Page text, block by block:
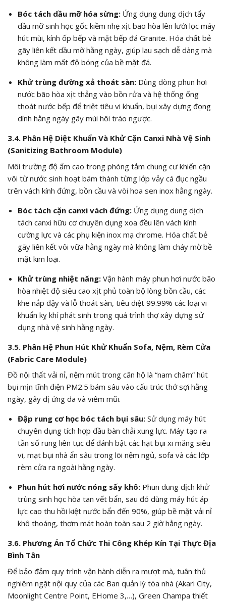
Bóc tách dầu mỡ hóa sừng:Ứng dụng dung dịch tẩy
dầu mỡ sinh học gốc kiềm nhẹ xịt bão hòa lên lưới lọc máy
hút mùi, kính ốp bếp và mặt bếp đá Granite. Hóa chất bẻ
gãy liên kết dầu mỡ hằng ngày, giúp lau sạch dễ dàng mà
không làm mất độ bóng của bề mặt đá.
Khử trùng đường xả thoát sàn:Dùng dòng phun hơi
nước bão hòa xịt thẳng vào bồn rửa và hệ thống ống
thoát nước bếp để triệt tiêu vi khuẩn, bụi xây dựng đọng
dính hằng ngày gây mùi hôi trào ngược.
3.4. Phân Hệ Diệt Khuẩn Và Khử Cặn Canxi Nhà Vệ Sinh
(Sanitizing Bathroom Module)
Môi trường độ ẩm cao trong phòng tắm chung cư khiến cặn
vôi từ nước sinh hoạt bám thành từng lớp vảy cá đục ngầu
trên vách kính đứng, bồn cầu và vòi hoa sen inox hằng ngày.
Bóc tách cặn canxi vách đứng:Ứng dụng dung dịch
tách canxi hữu cơ chuyên dụng xoa đều lên vách kính
cường lực và các phụ kiện inox mạ chrome. Hóa chất bẻ
gãy liên kết vôi vữa hằng ngày mà không làm cháy mờ bề
mặt kim loại.
Khử trùng nhiệt năng:Vận hành máy phun hơi nước bão
hòa nhiệt độ siêu cao xịt phủ toàn bộ lòng bồn cầu, các
khe nắp đậy và lỗ thoát sàn, tiêu diệt 99.99% các loại vi
khuẩn kỵ khí phát sinh trong quá trình thợ xây dựng sử
dụng nhà vệ sinh hằng ngày.
3.5. Phân Hệ Phun Hút Khử Khuẩn Sofa, Nệm, Rèm Cửa
(Fabric Care Module)
Đồ nội thất vải nỉ, nệm mút trong căn hộ là “nam châm” hút
bụi mịn tĩnh điện PM2.5 bám sâu vào cấu trúc thớ sợi hằng
ngày, gây dị ứng da và viêm mũi.
Đập rung cơ học bóc tách bụi sâu:Sử dụng máy hút
chuyên dụng tích hợp đầu bàn chải xung lực. Máy tạo ra
tần số rung liên tục để đánh bật các hạt bụi xi măng siêu
vi, mạt bụi nhà ẩn sâu trong lõi nệm ngủ, sofa và các lớp
rèm cửa ra ngoài hằng ngày.
Phun hút hơi nước nóng sấy khô:Phun dung dịch khử
trùng sinh học hòa tan vết bẩn, sau đó dùng máy hút áp
lực cao thu hồi kiệt nước bẩn đến 90%, giúp bề mặt vải nỉ
khô thoáng, thơm mát hoàn toàn sau 2 giờ hằng ngày.
3.6. Phương Án Tổ Chức Thi Công Khép Kín Tại Thực Địa
Bình Tân
Để bảo đảm quy trình vận hành diễn ra mượt mà, tuân thủ
nghiêm ngặt nội quy của các Ban quản lý tòa nhà (Akari City,
Moonlight Centre Point, EHome 3,…), Green Champa thiết